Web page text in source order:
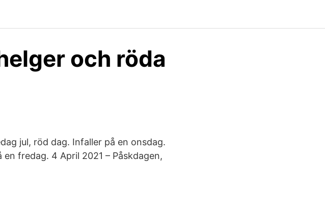
och röda
jul, röd dag. Infaller på en onsdag.
fredag. 4 April 2021 – Påskdagen,